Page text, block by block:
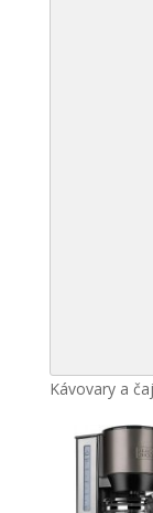
Kávovary a